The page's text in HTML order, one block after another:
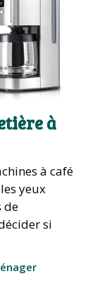
à
à café
yeux
de
si